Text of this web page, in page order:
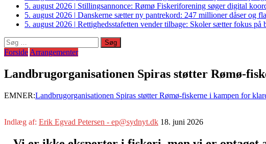
5. august 2026 | Stillingsannonce: Rømø Fiskeriforening søger digital
5. august 2026 | Danskerne sætter ny pantrekord: 247 millioner dåser og
5. august 2026 | Rettighedsstafetten vender tilbage: Skoler sætter fokus
Søg
efter:
Forside Arrangementer
Landbrugorganisationen Spiras støtter Rømø-
EMNER:Landbrugorganisationen Spiras støtter Rømø-fiskerne i kampen for
Indlæg af: Erik Egvad Petersen - ep@sydnyt.dk 18. juni 2026